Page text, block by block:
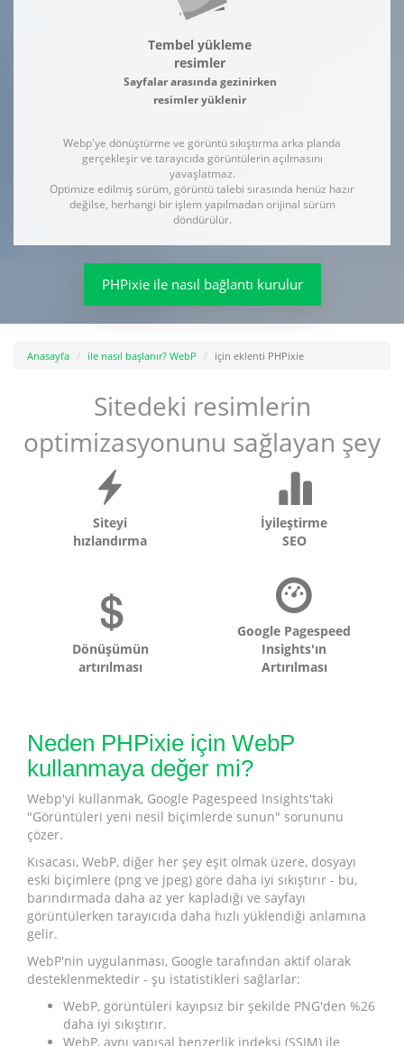
Tembel yükleme
resimler
Sayfalar arasında gezinirken
resimler yüklenir
Webp'ye dönüştürme ve görüntü sıkıştırma arka planda
gerçekleşir ve tarayıcıda görüntülerin açılmasını
yavaşlatmaz.
Optimize edilmiş sürüm, görüntü talebi sırasında henüz hazır
değilse, herhangi bir işlem yapılmadan orijinal sürüm
döndürülür.
PHPixie ile nasıl bağlantı kurulur
Anasayfa ile nasıl başlanır? WebP için eklenti PHPixie
Sitedeki resimlerin
optimizasyonunu sağlayan şey
Siteyi
hızlandırma
İyileştirme
SEO
Dönüşümün
artırılması
Google Pagespeed
Insights'ın
Artırılması
Neden PHPixie için WebP
kullanmaya değer mi?
Webp'yi kullanmak, Google Pagespeed Insights'taki
"Görüntüleri yeni nesil biçimlerde sunun" sorununu
çözer.
Kısacası, WebP, diğer her şey eşit olmak üzere, dosyayı
eski biçimlere (png ve jpeg) göre daha iyi sıkıştırır - bu,
barındırmada daha az yer kapladığı ve sayfayı
görüntülerken tarayıcıda daha hızlı yüklendiği anlamına
gelir.
WebP'nin uygulanması, Google tarafından aktif olarak
desteklenmektedir - şu istatistikleri sağlarlar:
WebP, görüntüleri kayıpsız bir şekilde PNG'den %26
daha iyi sıkıştırır.
WebP, aynı yapısal benzerlik indeksi (SSIM) ile